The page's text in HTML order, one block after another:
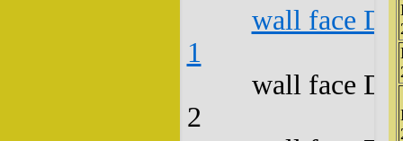
wall face
1
wall face
2